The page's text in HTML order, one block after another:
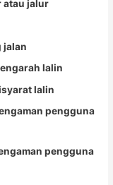
atau jalur
jalan
lalin
lalin
pengguna
pengguna